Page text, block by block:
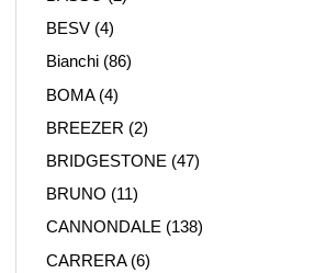
BESV (4)
Bianchi (86)
BOMA(4)
BREEZER (2)
BRIDGESTONE (47)
BRUNO (11)
CANNONDALE (138)
CARRERA(6)